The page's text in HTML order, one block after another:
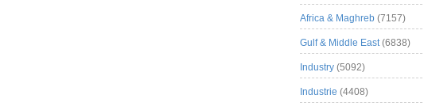
Africa & Maghreb (7157)
Gulf & Middle East(6838)
Industry (5092)
Industrie (4408)